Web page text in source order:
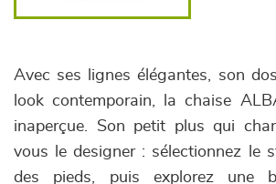
Avec ses lignes élégantes, son
look contemporain, la chaise
inaperçue. Son petit plus qui
vous le designer : sélectionnez le
des pieds, puis explorez une